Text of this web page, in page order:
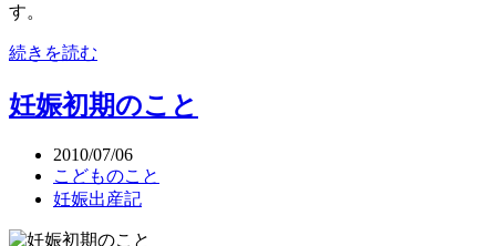
す。
続きを読む
妊娠初期のこと
2010/07/06
こどものこと
妊娠出産記